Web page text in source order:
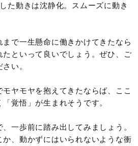
た動きは沈静化。スムーズに動き
で一生懸命に働きかけてきたなら
たといって良いでしょう。ぜひ、ご
い。
ヤモヤを抱えてきたならば、ここ
覚悟」が生まれそうです。
一歩前に踏み出してみましょう。
か、動かずにはいられないような衝